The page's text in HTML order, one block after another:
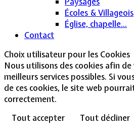
Écoles & Villageois
Église, chapelle...
Contact
Choix utilisateur pour les Cookies
Nous utilisons des cookies afin
meilleurs services possibles. Si
de ces cookies, le site web
correctement.
Tout accepter
Tout décliner